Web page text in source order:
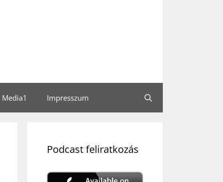
Media1 Impresszum
Podcast feliratkozás